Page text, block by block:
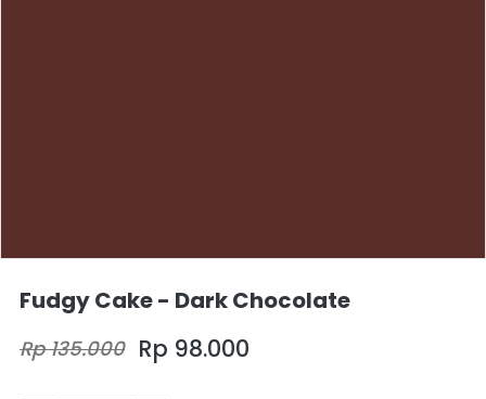
Fudgy Cake - Dark Chocolate
Rp 135.000 Rp 98.000